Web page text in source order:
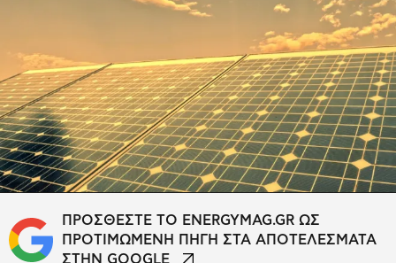
ΠΡΟΣΘΕΣΤΕ ΤΟ ENERGYMAG.GR ΩΣ
ΠΡΟΤΙΜΩΜΕΝΗ ΠΗΓΗ ΣΤΑ ΑΠΟΤΕΛΕΣΜΑΤΑ
ΣΤΗΝ GOOGLE